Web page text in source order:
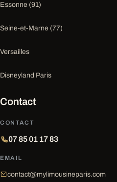
Essonne (91)
Seine-et-Marne (77)
Versailles
Disneyland Paris
Contact
CONTACT
07 85 01 17 83
EMAIL
contact@mylimousineparis.com